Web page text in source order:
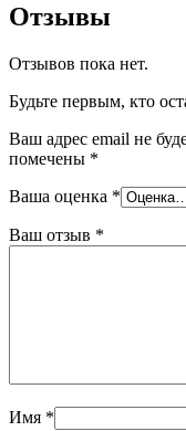
Отзывы
Отзывов пока нет.
Будьте первым, кто
Ваш адрес email не
помечены *
Ваша оценка *
Ваш отзыв *
Имя *